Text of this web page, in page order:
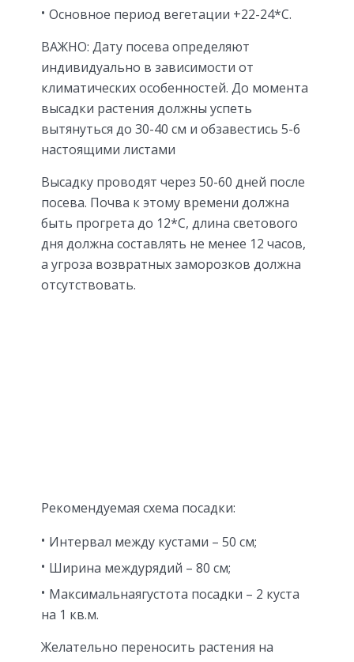
Основное период вегетации +22-24*С.
ВАЖНО: Дату посева определяют
индивидуально в зависимости от
климатических особенностей. До момента
высадки растения должны успеть
вытянуться до 30-40 см и обзавестись 5-6
настоящими листами
Высадку проводят через 50-60 дней после
посева. Почва к этому времени должна
быть прогрета до 12*С, длина светового
дня должна составлять не менее 12 часов,
а угроза возвратных заморозков должна
отсутствовать.
Рекомендуемая схема посадки:
Интервал между кустами – 50 см;
Ширина междурядий – 80 см;
Максимальнаягустота посадки – 2 куста
на 1 кв.м.
Желательно переносить растения на